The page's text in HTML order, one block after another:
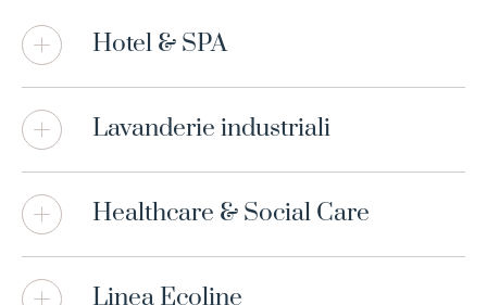
Hotel & SPA
Lavanderie industriali
Healthcare & Social Care
Linea Ecoline